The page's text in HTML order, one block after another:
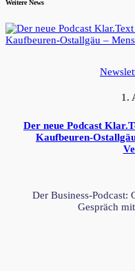
Weitere News
1.
Der neue Podcast
Kaufbeuren-
Der Business-Podcast:
Gespräch